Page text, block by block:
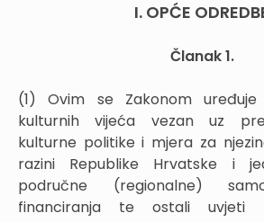
I. OPĆE
Članak 1.
(1) Ovim se Zakonom
kulturnih vijeća vezan uz
kulturne politike i mjera za
razini Republike Hrvatske i
područne (regionalne)
financiranja te ostali uvjeti